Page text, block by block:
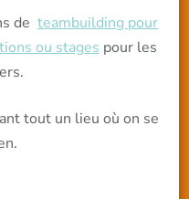
de teambuilding pour
ou stages pour les
tout un lieu où on se